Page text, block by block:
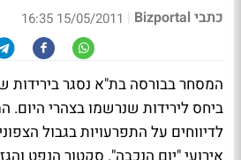
כתבי Bizportal |
15/05/2011 16:35
המסחר בבורסה בת"א נסגר בירידות
ביחס לירידות שנרשמו בצהרי
לדיווחים על התפרעויות בגבול